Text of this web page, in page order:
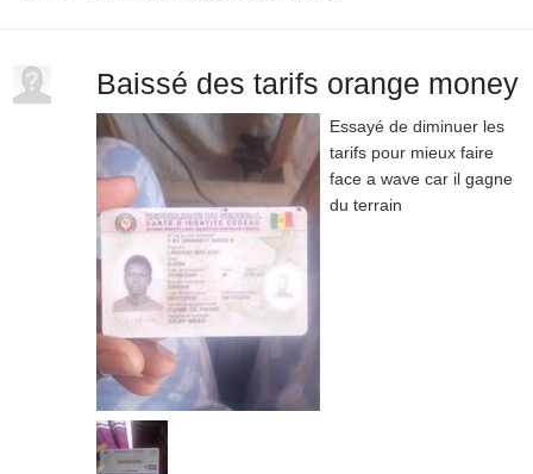
Baissé des tarifs orange money
Essayé de diminuer les
tarifs pour mieux faire
face a wave car il gagne
du terrain